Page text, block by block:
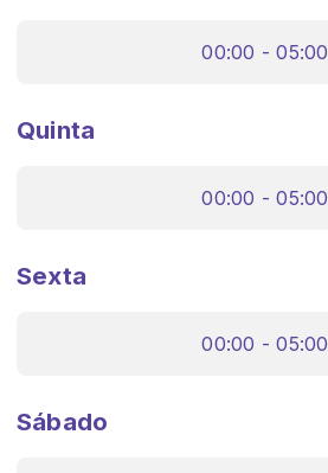
00:00 - 05:00
Quinta
00:00 - 05:00
Sexta
00:00 - 05:00
Sábado